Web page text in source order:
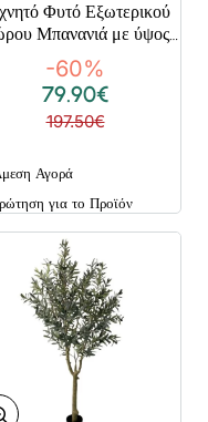
Φυτό Εξωτερικού
Μπανανιά με ύψος
186cm
-60%
79.90€
197.50€
Αγορά
για το Προϊόν